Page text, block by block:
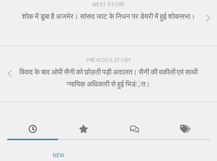
NEXT STORY
शोक में डूबा है अजमेर। सांसद जाट के निधन पर डेयरी में हुई शोकसभा।
PREVIOUS STORY
विवाद के बाद ओपी सैनी को छोडऩी पड़ी अदालत। सैनी की वकीलों एवं साथी
न्यायिक अधिकारी से हुई भिडं़त।
NEW